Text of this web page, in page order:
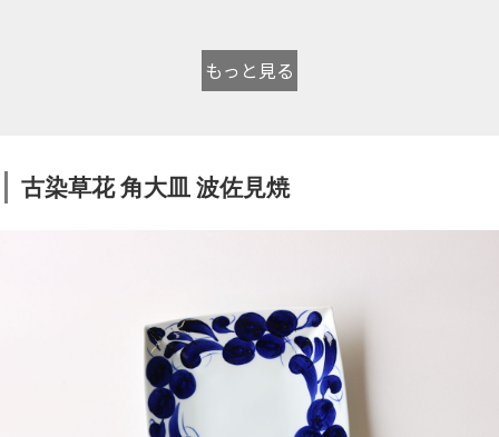
もっと見る
古染草花 角大皿 波佐見焼